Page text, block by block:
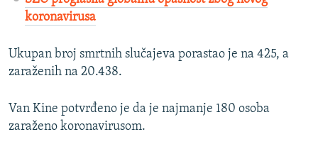
koronavirusa
Ukupan broj smrtnih slučajeva porastao je na 425, a
zaraženih na 20.438.
Van Kine potvrđeno je da je najmanje 180 osoba
zaraženo koronavirusom.